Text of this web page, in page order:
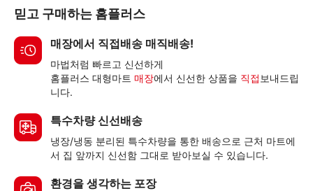
믿고 구매하는 홈플러스
매장에서 직접배송 매직배송!
마법처럼 빠르고 신선하게
홈플러스 대형마트 매장에서 신선한 상품을 직접 보내드립
니다.
특수차량 신선배송
냉장/냉동 분리된 특수차량을 통한 배송으로 근처 마트에
서 집 앞까지 신선함 그대로 받아보실 수 있습니다.
환경을 생각하는 포장